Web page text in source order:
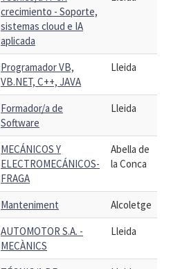
crecimiento - Soporte,
sistemas cloud e IA
aplicada
Programador VB,
VB.NET, C++, JAVA
Lleida
Formador/a de
Software
Lleida
MECÁNICOS Y
ELECTROMECÁNICOS-
FRAGA
Abella de
la Conca
Manteniment
Alcoletge
AUTOMOTOR S.A. -
MECÀNICS
Lleida